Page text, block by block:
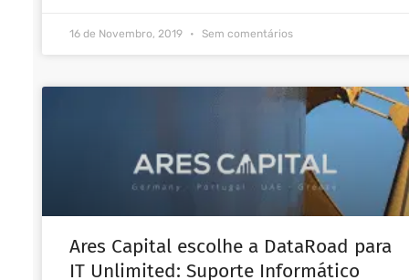
16 de Novembro, 2019 Sem comentários
Ares Capital escolhe a DataRoad para
IT Unlimited: Suporte Informático